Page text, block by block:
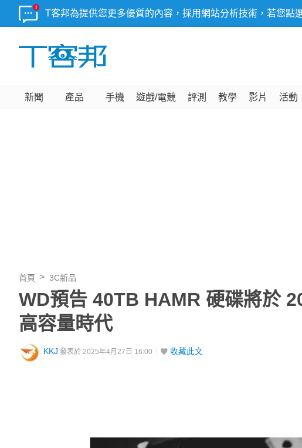
T客邦為提供您更多優質的內容，採用網站分析技術，若您點
新聞 產品 手機 遊戲/電競 評測 教學 影片 活動
首頁 3C新品
WD預告 40TB HAMR 硬碟將於
高容量時代
KKJ 發表於 2025年4月27日 16:00 收藏此文